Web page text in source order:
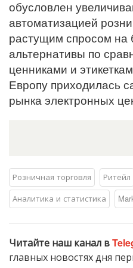
обусловлен
автоматизацией
растущим спросом на
альтернативы по
ценниками и
Европу приходилась
рынка электронных
Розничная торговля Ритейл
Аналитика и статистика
Читайте наш канал в
главных новостях дня